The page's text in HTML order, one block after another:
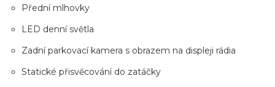
Přední mlhovky
LED denní světla
Zadní parkovací kamera s obrazem na displeji rádia
Statické přisvěcování do zatáčky